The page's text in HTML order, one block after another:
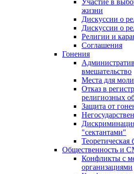
Участие в
жизни
Дискуссии о
Дискуссии о
Религии и
Соглашения
Гонения
вмешательство
Места для
Отказ в
религиозных
Защита от
"сектантами"
Теоретическая
Общественность и
Конфликты с
организациями